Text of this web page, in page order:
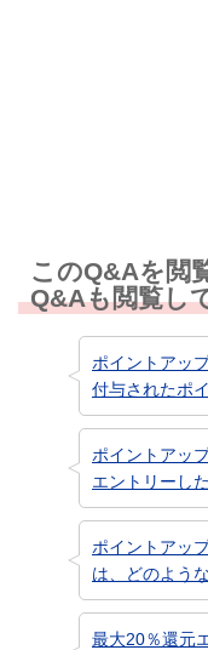
このQ&Aを閲
Q&Aも閲覧し
ポイントアッ
付与されたポ
ポイントアッ
エントリーし
ポイントアッ
は、どのよう
最大20％還元